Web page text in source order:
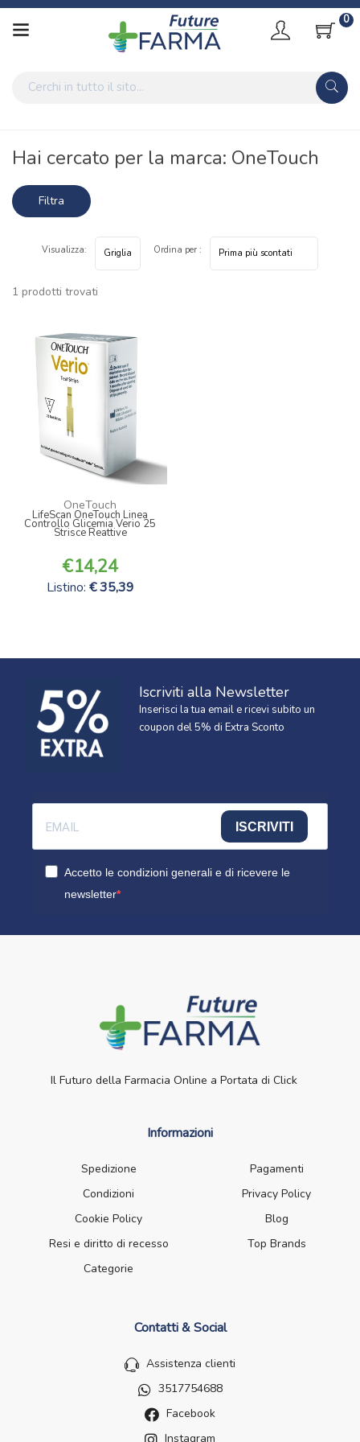
0
Home Marche parafarmaci OneTouch
Hai cercato per la marca: OneTouch
Filtra
1 prodotti trovati
Visualizza: Ordina per :
OneTouch
LifeScan OneTouch Linea
Controllo Glicemia Verio 25
Strisce Reattive
14,24
Listino: 35,39
Iscriviti alla Newsletter
Inserisci la tua email e ricevi subito un
coupon del 5% di Extra Sconto
ISCRIVITI
Accetto le condizioni generali e di ricevere le
newsletter
Il Futuro della Farmacia Online a Portata di Click
Informazioni
Spedizione
Pagamenti
Condizioni
Privacy Policy
Cookie Policy
Blog
Resi e diritto di recesso
Top Brands
Categorie
Contatti & Social
Assistenza clienti
3517754688
Facebook
Instagram